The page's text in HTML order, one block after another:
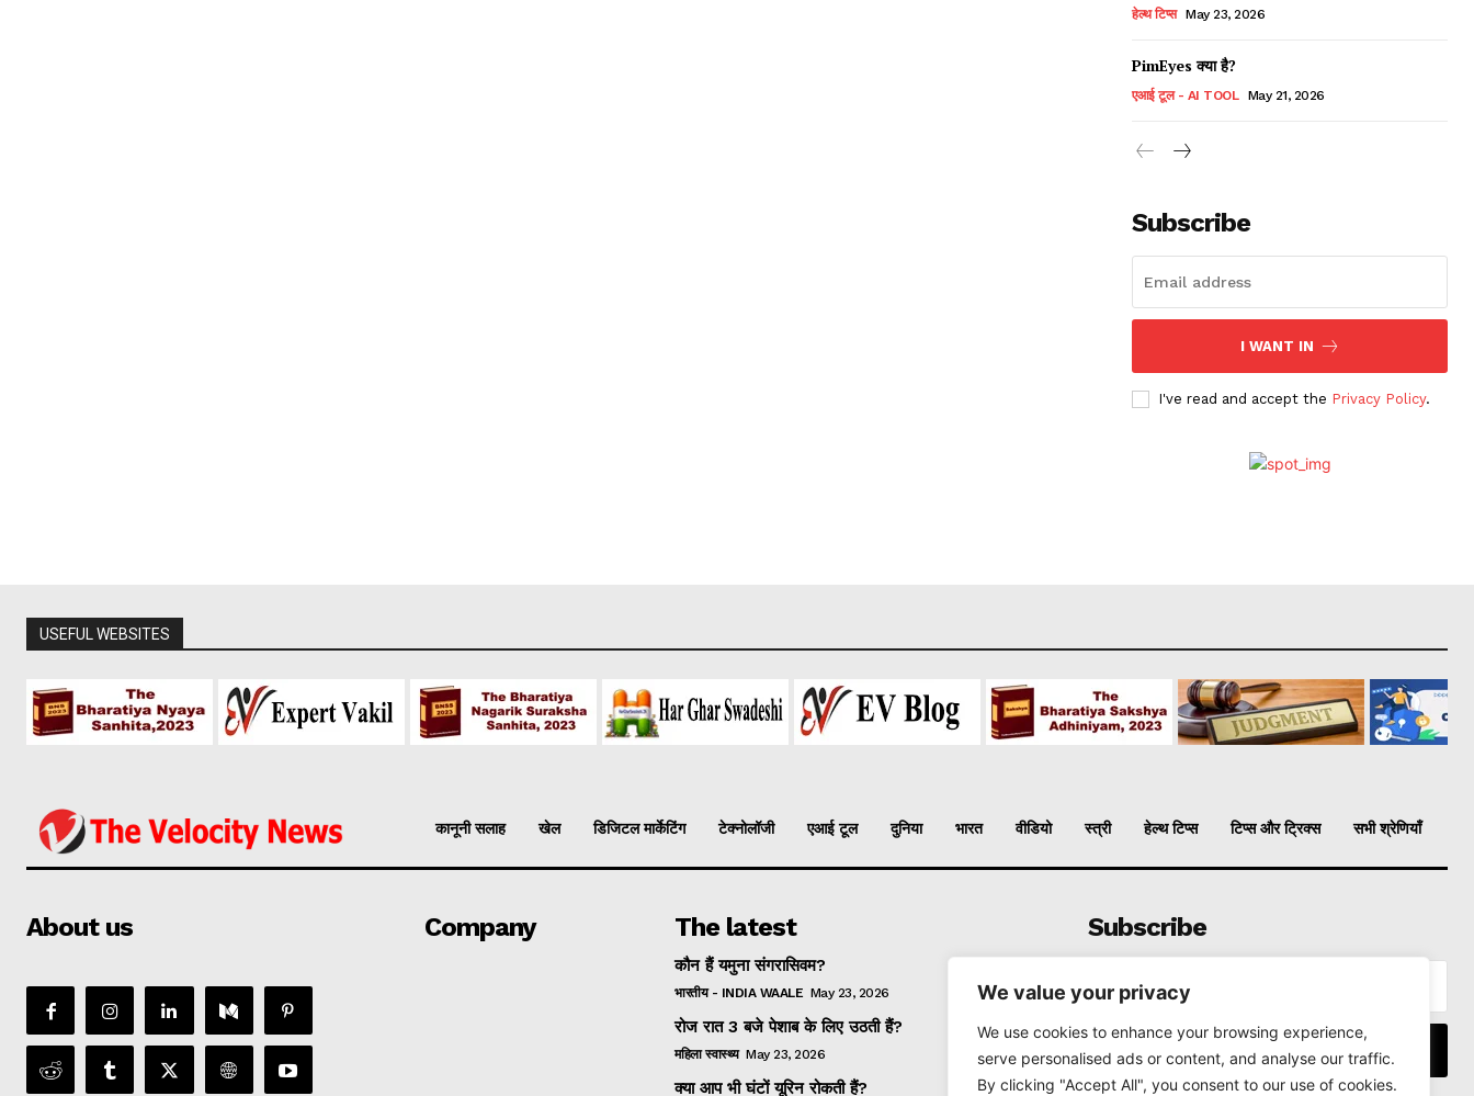
We value your privacy
We use cookies to enhance your browsing experience,
serve personalised ads or content, and analyse our traffic.
By clicking "Accept All", you consent to our use of cookies.
हेल्थ टिप्स May 23, 2026
PimEyes क्या है?
एआई टूल - AI TOOL May 21, 2026
Subscribe
I WANT IN
I've read and accept the Privacy Policy.
USEFUL WEBSITES
कानूनी सलाह खेल डिजिटल मार्केटिंग टेक्नोलॉजी एआई टूल दुनिया भारत वीडियो स्त्री हेल्थ टिप्स टिप्स और ट्रिक्स सभी श्रेणियाँ
About us Company The latest
कौन हैं यमुना संगरासिवम?
भारतीय - INDIA WAALE May 23, 2026
रोज रात 3 बजे पेशाब के लिए उठती हैं?
महिला स्वास्थ्य May 23, 2026
क्या आप भी घंटों यूरिन रोकती हैं?
Subscribe
I WANT IN